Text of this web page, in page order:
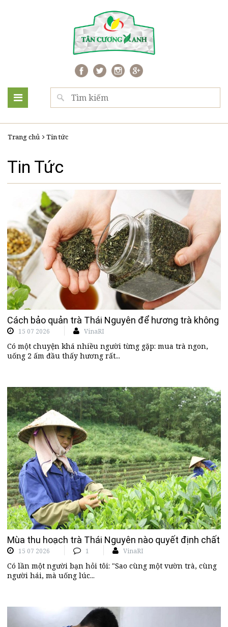
Trang chủ Tin tức
Tin Tức
Cách bảo quản trà Thái Nguyên để hương trà không
15 07 2026 VinaRI
Có một chuyện khá nhiều người từng gặp: mua trà ngon,
uống 2 ấm đầu thấy hương rất...
Mùa thu hoạch trà Thái Nguyên nào quyết định chất
15 07 2026 1 VinaRI
Có lần một người bạn hỏi tôi: "Sao cùng một vườn trà, cùng
người hái, mà uống lúc...